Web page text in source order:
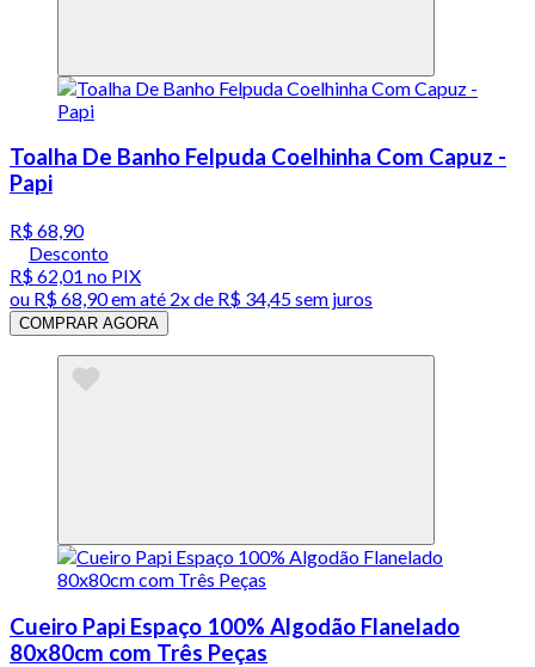
Toalha De Banho Felpuda Coelhinha Com Capuz -
Papi
R$ 68,90
Desconto
R$ 62,01 no PIX
ou R$ 68,90em até 2x de R$ 34,45 sem juros
COMPRAR AGORA
Cueiro Papi Espaço 100% Algodão Flanelado
80x80cm com Três Peças